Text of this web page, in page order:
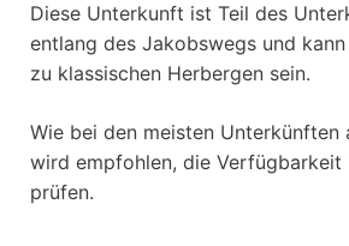
Diese Unterkunft ist Teil des
entlang des Jakobswegs und
zu klassischen Herbergen sein.
Wie bei den meisten Unterkünften
wird empfohlen, die Verfügbarkeit
prüfen.